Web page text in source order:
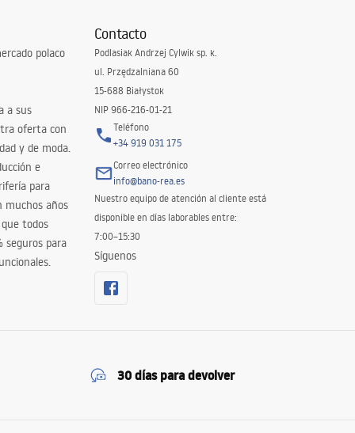
polaco
a sus
oferta con
y de moda.
e
para
muchos años
todos
seguros para
Contacto
Podlasiak Andrzej Cylwik sp. k.
ul. Przędzalniana 60
15-688 Białystok
NIP 966-216-01-21
Teléfono
+34 919 031 175
Correo electrónico
info@bano-rea.es
Nuestro equipo de atención al cliente está
disponible en días laborables entre:
7:00–15:30
Síguenos
30 días para devolver